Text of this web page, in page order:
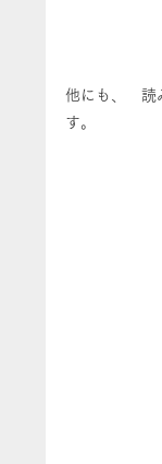
他にも、　読
す。